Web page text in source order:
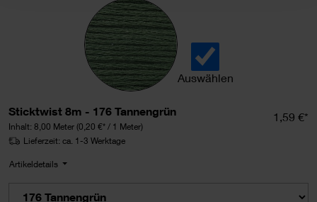
Auswählen
Sticktwist 8m - 176 Tannengrün
Inhalt: 8,00 Meter (0,20 €* / 1 Meter)
1,59 €*
Lieferzeit: ca. 1-3 Werktage
Artikeldetails